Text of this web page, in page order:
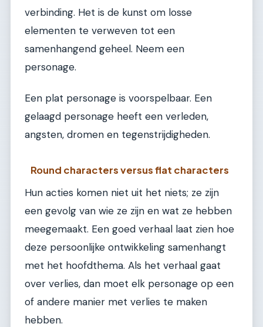
verbinding. Het is de kunst om losse
elementen te verweven tot een
samenhangend geheel. Neem een
personage.
Een plat personage is voorspelbaar. Een
gelaagd personage heeft een verleden,
angsten, dromen en tegenstrijdigheden.
Round characters versus flat characters
Hun acties komen niet uit het niets; ze zijn
een gevolg van wie ze zijn en wat ze hebben
meegemaakt. Een goed verhaal laat zien hoe
deze persoonlijke ontwikkeling samenhangt
met het hoofdthema. Als het verhaal gaat
over verlies, dan moet elk personage op een
of andere manier met verlies te maken
hebben.